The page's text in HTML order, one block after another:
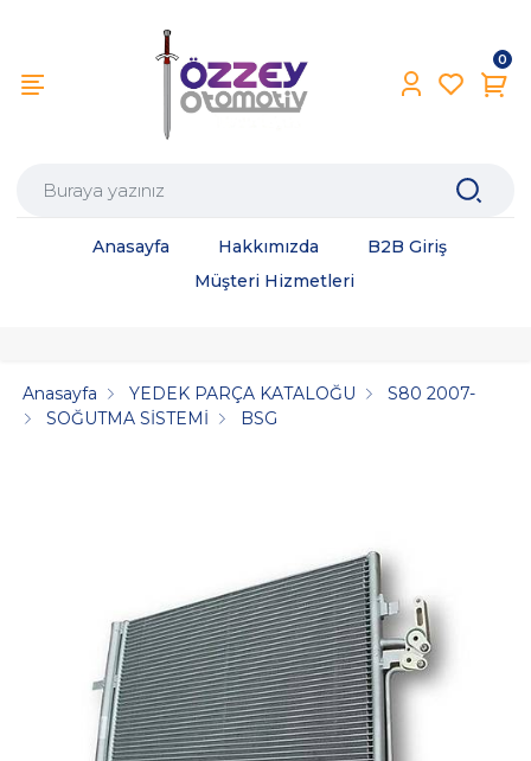
0
Anasayfa Hakkımızda
B2B Giriş
Müşteri Hizmetleri
Anasayfa YEDEK PARÇA KATALOĞU
S80 2007-
SOĞUTMA SİSTEMİ
BSG